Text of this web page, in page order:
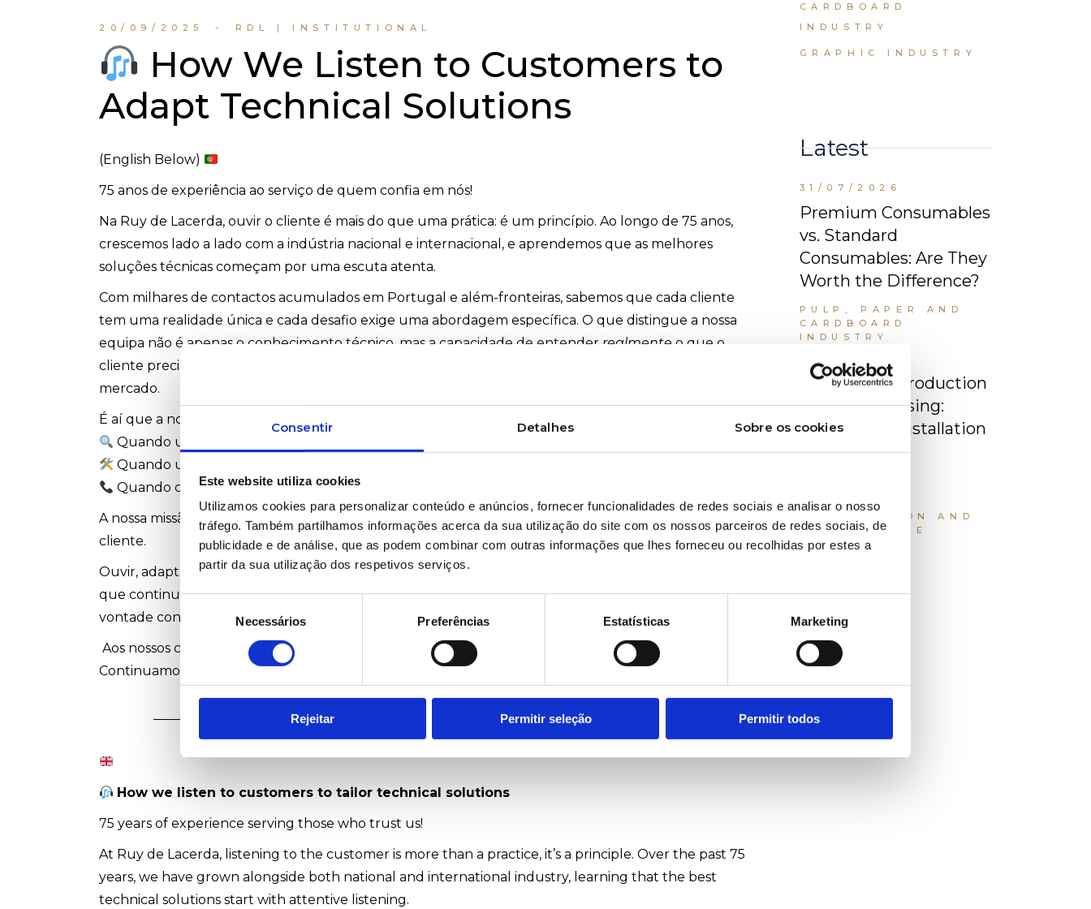
Consentir Detalhes Sobre os cookies
Este website utiliza cookies
Utilizamos cookies para personalizar conteúdo e anúncios, fornecer funcionalidades de redes sociais e analisar o nosso
tráfego. Também partilhamos informações acerca da sua utilização do site com os nossos parceiros de redes sociais, de
publicidade e de análise, que as podem combinar com outras informações que lhes forneceu ou recolhidas por estes a
partir da sua utilização dos respetivos serviços.
de
consentimento
Necessários Preferências Estatísticas Marketing
Rejeitar Permitir seleção Permitir todos
20/09/2025 RDL | INSTITUTIONAL
How We Listen to Customers to
Adapt Technical Solutions
(English Below)
75 anos de experiência ao serviço de quem confia em nós!
Na Ruy de Lacerda, ouvir o cliente é mais do que uma prática: é um princípio. Ao longo de 75 anos,
crescemos lado a lado com a indústria nacional e internacional, e aprendemos que as melhores
soluções técnicas começam por uma escuta atenta.
Com milhares de contactos acumulados em Portugal e além-fronteiras, sabemos que cada cliente
tem uma realidade única e cada desafio exige uma abordagem específica. O que distingue a nossa
equipa não é apenas o conhecimento técnico, mas a capacidade de entender realmente o que o
cliente precisa, mesmo quando o pedido é complexo ou ainda não existe uma resposta óbvia no
mercado.
É aí que a nossa rede global e a experiência de décadas fazem a diferença:
Quando um produto não existe, sabemos onde o encontrar.
Quando uma solução precisa ser adaptada, temos os parceiros certos.
Quando o cliente liga, atendemos com conhecimento, empatia e compromisso.
A nossa missão é clara: não vendemos produtos, entregamos soluções ajustadas à realidade do
cliente.
Ouvir, adaptar e entregar – este é o ciclo que guia cada projeto que abraçamos. E é também assim
que continuamos a construir relações duradouras, sustentadas pela confiança, pela inovação e pela
vontade constante de fazer mais e melhor.
Aos nossos clientes, parceiros e colaboradores: obrigado por 75 anos a criar soluções, juntos.
Continuamos disponíveis, atentos e prontos para o próximo desafio.
How we listen to customers to tailor technical solutions
75 years of experience serving those who trust us!
At Ruy de Lacerda, listening to the customer is more than a practice, it’s a principle. Over the past 75
years, we have grown alongside both national and international industry, learning that the best
technical solutions start with attentive listening.
CARDBOARD
INDUSTRY
GRAPHIC INDUSTRY
Latest
31/07/2026
Premium Consumables
vs. Standard
Consumables: Are They
Worth the Difference?
PULP, PAPER AND
CARDBOARD
INDUSTRY
Automated Production
and Warehousing:
Integration, Installation
and Industrial
INDUSTRIAL
INSTALLATION AND
MAINTENANCE
Tags